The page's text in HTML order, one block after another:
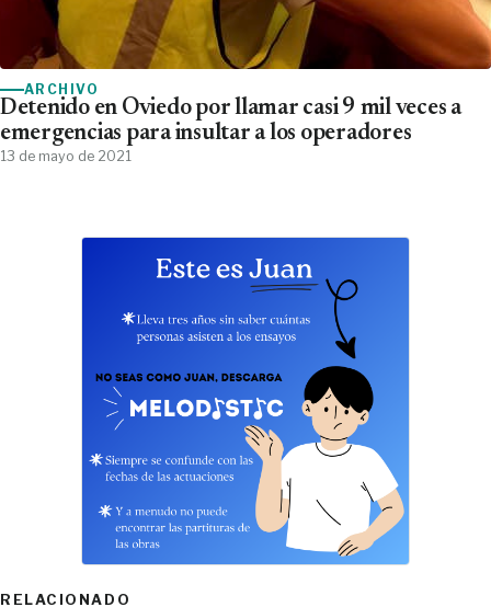
ARCHIVO
Detenido en Oviedo por llamar casi 9 mil veces a
emergencias para insultar a los operadores
13 de mayo de 2021
RELACIONADO